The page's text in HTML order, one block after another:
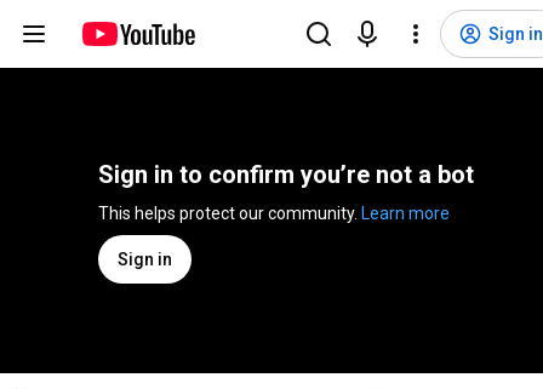
Sign in
Sign in to confirm you’re not a bot
Learn more
Sign in